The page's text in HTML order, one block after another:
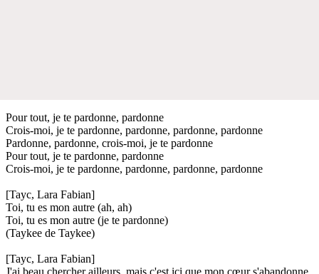
Pour tout, je te pardonne, pardonne
Crois-moi, je te pardonne, pardonne, pardonne, pardonne
Pardonne, pardonne, crois-moi, je te pardonne
Pour tout, je te pardonne, pardonne
Crois-moi, je te pardonne, pardonne, pardonne, pardonne
[Tayc, Lara Fabian]
Toi, tu es mon autre (ah, ah)
Toi, tu es mon autre (je te pardonne)
(Taykee de Taykee)
[Tayc, Lara Fabian]
J'ai beau chercher ailleurs, mais c'est ici que mon cœur s'abandonne